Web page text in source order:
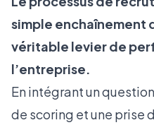
simple enchaînement
véritable levier de
l’entreprise.
En intégrant un
de scoring et une prise